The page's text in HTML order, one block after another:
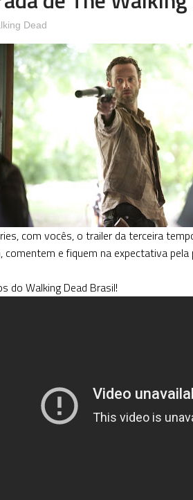
Dead
com vocês, o trailer da terceira
comentem e fiquem na expectativa
do Walking Dead Brasil!